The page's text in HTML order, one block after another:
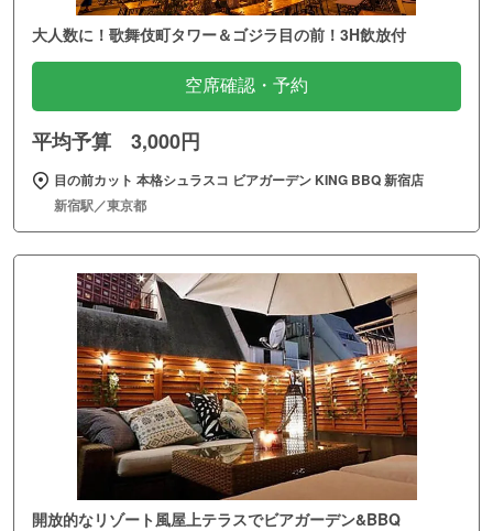
大人数に！歌舞伎町タワー＆ゴジラ目の前！3H飲放付
空席確認・予約
平均予算 3,000円
目の前カット 本格シュラスコ ビアガーデン KING BBQ 新宿店
新宿駅／東京都
開放的なリゾート風屋上テラスでビアガーデン&BBQ